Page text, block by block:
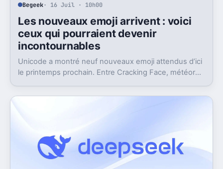
Begeek· 16 Juil · 10h00
Les nouveaux emoji arrivent : voici
ceux qui pourraient devenir
incontournables
Unicode a montré neuf nouveaux emoji attendus d’ici
le printemps prochain. Entre Cracking Face, météore